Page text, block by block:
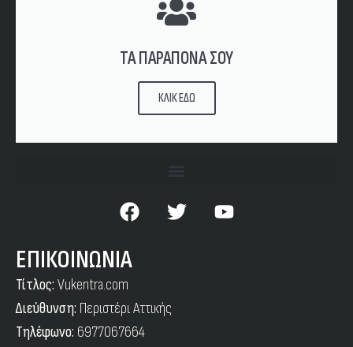
ΤΑ ΠΑΡΑΠΟΝΑ ΣΟΥ
ΚΛΙΚ ΕΔΩ
ΕΠΙΚΟΙΝΩΝΙΑ
Τίτλος: Vukentra.com
Διεύθυνση: Περιστέρι Αττικής
Τηλέφωνο: 6977067664